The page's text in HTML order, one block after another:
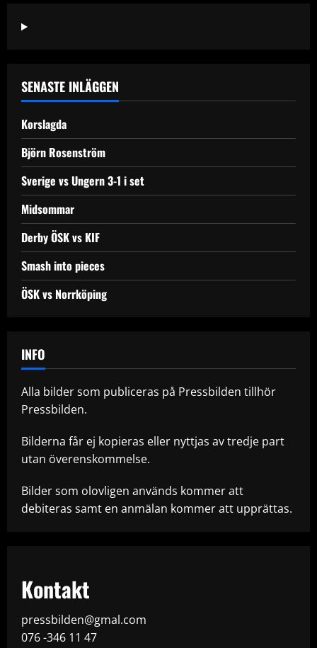
t
a
v
i
g
a
t
i
o
SENASTE INLÄGGEN
Korslagda
Björn Rosenström
Sverige vs Ungern 3-1 i set
Midsommar
Derby ÖSK vs KIF
Smash into pieces
ÖSK vs Norrköping
INFO
Alla bilder som publiceras på Pressbilden tillhör
Pressbilden.
Bilderna får ej kopieras eller nyttjas av tredje part
utan överenskommelse.
Bilder som olovligen används kommer att
debiteras samt en anmälan kommer att upprättas.
Kontakt
pressbilden@gmal.com
076 -346 11 47